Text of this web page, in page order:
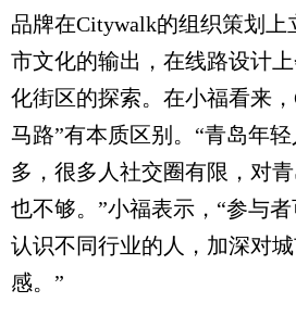
品牌在Citywalk的组织策划上
市文化的输出，在线路设计
化街区的探索。在小福看来
马路”有本质区别。“青岛年
多，很多人社交圈有限，对
也不够。”小福表示，“参与
认识不同行业的人，加深对
感。”